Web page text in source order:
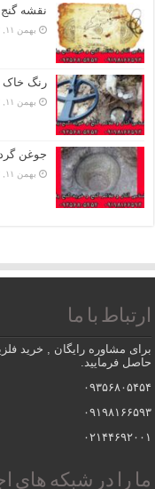
نقشه
بهمن ۱۱, ۱۴۰۲
رنگ خاک
بهمن ۱۱, ۱۴۰۲
جوغن
بهمن ۱۱, ۱۴۰۲
ارتباط با ما
برای مشاوره رایگان , خرید
حاصل فرمایید.
۰۹۳۵۶۸۰۵۴۵۴
۰۹۱۹۸۱۶۶۵۹۳
۰۲۱۴۴۶۹۲۰۰۱
ما را در شبکه های